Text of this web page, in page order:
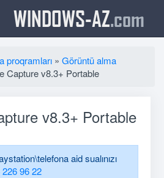
WINDOWS-AZ.com
proqramları » Görüntü alma
Capture v8.3+ Portable
v8.3+ Portable
aid sualınızı
96 22